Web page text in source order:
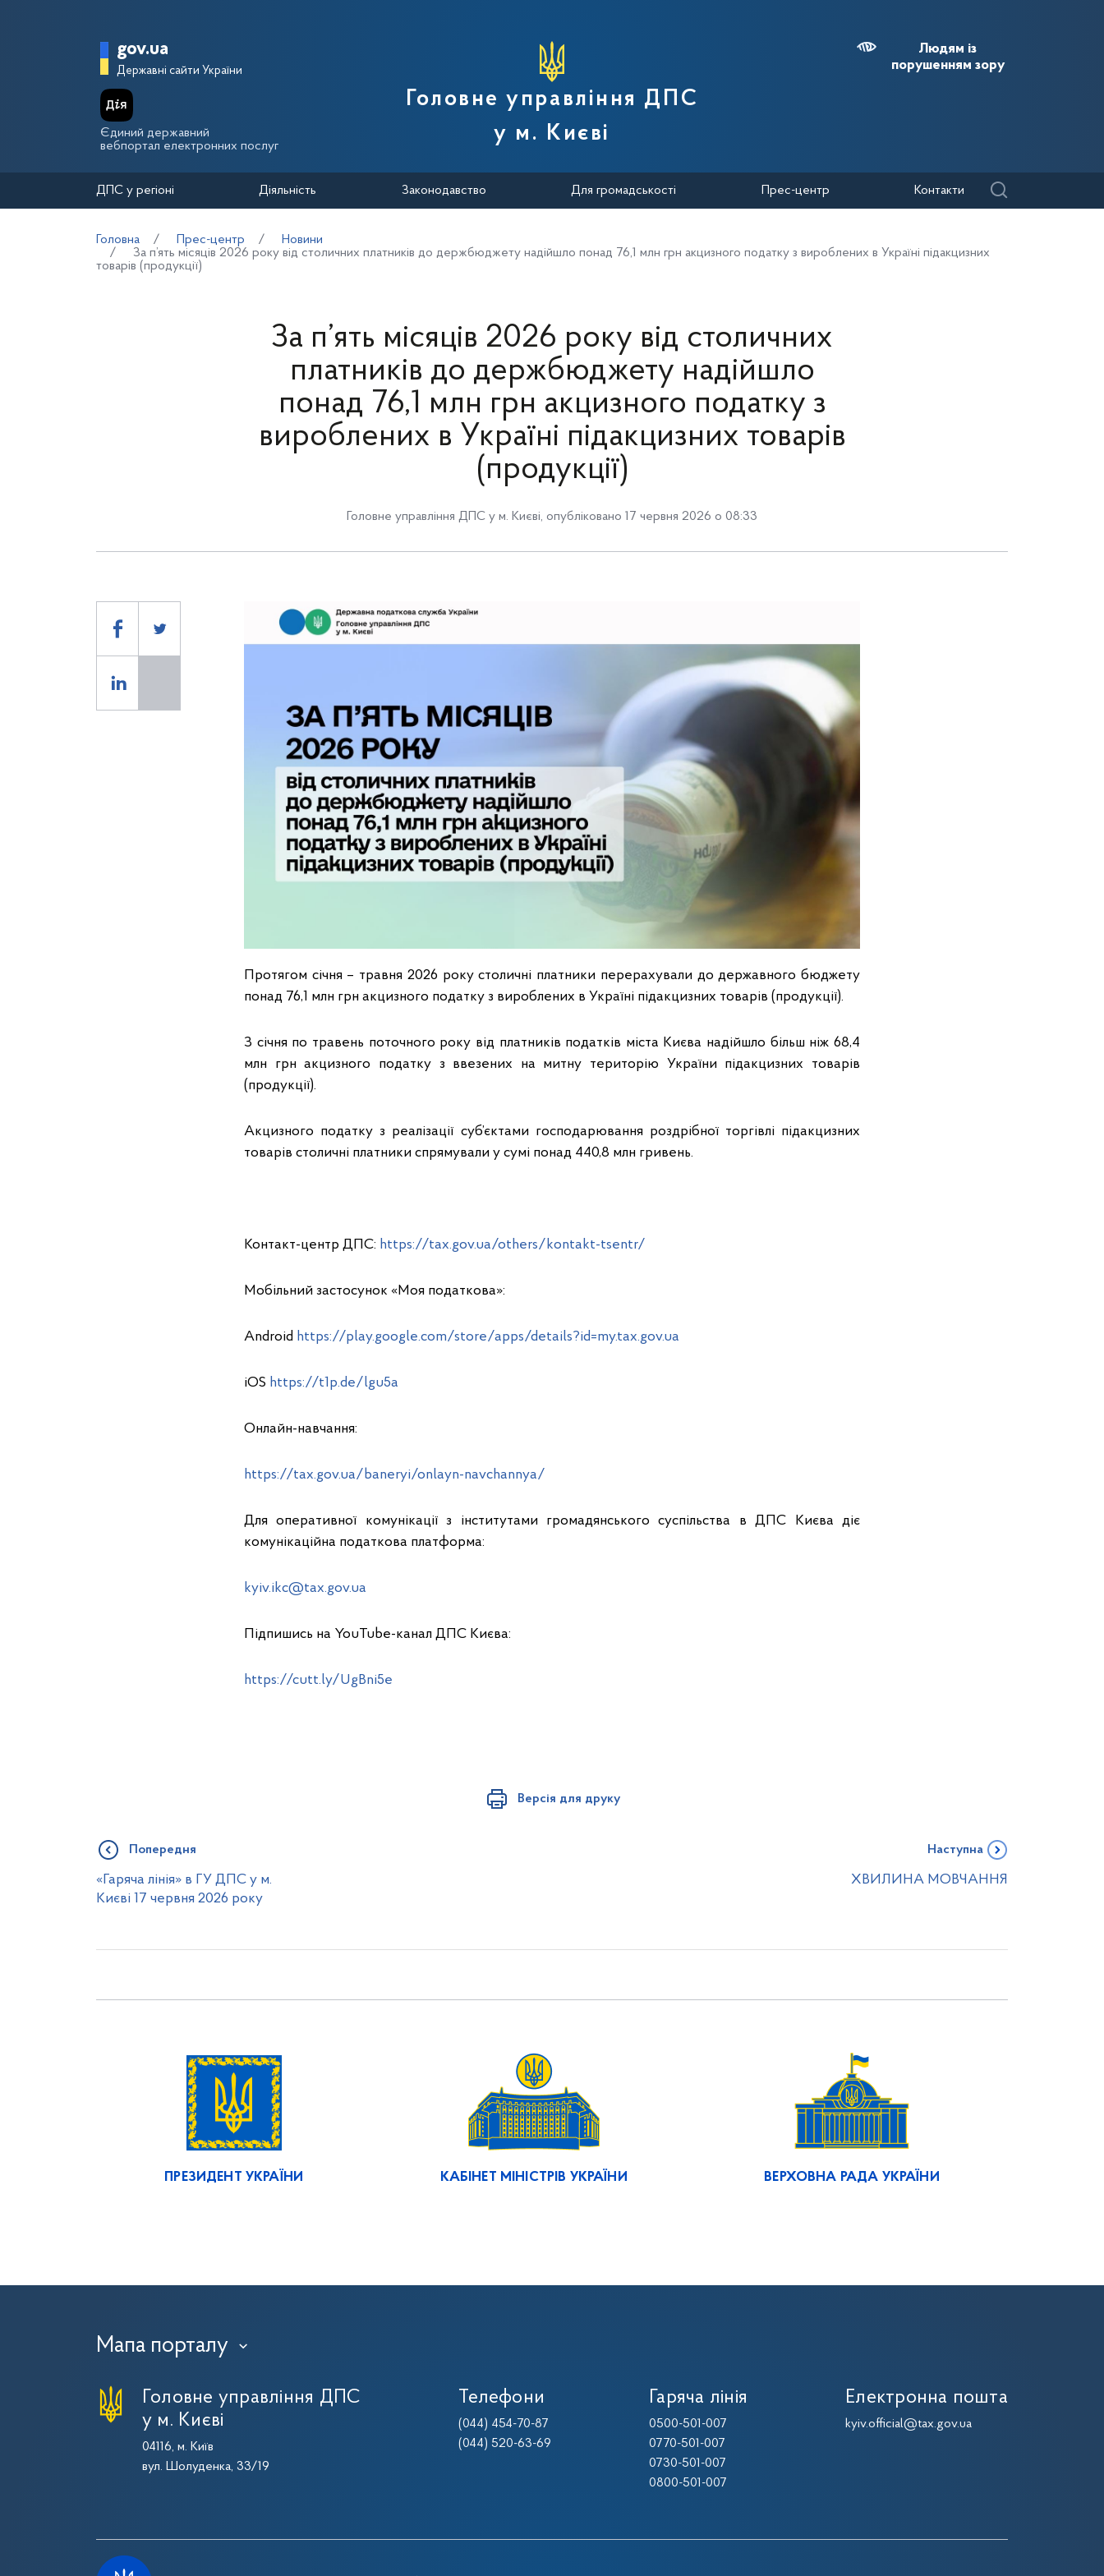
Головна сторінка Державної податкової служби України
gov.ua
Державні сайти України
Єдиний державний
вебпортал електронних послуг
Головне управління ДПС
у м. Києві
Людям із
порушенням зору
ДПС у регіоні Діяльність Законодавство Для громадськості Прес-центр Контакти
Головна Прес-центр
Новини
За п’ять місяців 2026 року від столичних платників до держбюджету надійшло понад 76,1 млн грн акцизного податку з вироблених в Україні підакцизних
товарів (продукції)
За п’ять місяців 2026 року від столичних
платників до держбюджету надійшло
понад 76,1 млн грн акцизного податку з
вироблених в Україні підакцизних товарів
(продукції)
Головне управління ДПС у м. Києві, опубліковано 17 червня 2026 о 08:33
Протягом січня – травня 2026 року столичні платники перерахували до державного бюджету
понад 76,1 млн грн акцизного податку з вироблених в Україні підакцизних товарів (продукції).
З січня по травень поточного року від платників податків міста Києва надійшло більш ніж 68,4
млн грн акцизного податку з ввезених на митну територію України підакцизних товарів
(продукції).
Акцизного податку з реалізації суб’єктами господарювання роздрібної торгівлі підакцизних
товарів столичні платники спрямували у сумі понад 440,8 млн гривень.
Контакт-центр ДПС: https://tax.gov.ua/others/kontakt-tsentr/
Мобільний застосунок «Моя податкова»:
Android https://play.google.com/store/apps/details?id=my.tax.gov.ua
iOS https://t1p.de/lgu5a
Онлайн-навчання:
https://tax.gov.ua/baneryi/onlayn-navchannya/
Для оперативної комунікації з інститутами громадянського суспільства в ДПС Києва діє
комунікаційна податкова платформа:
kyiv.ikc@tax.gov.ua
Підпишись на YouTube-канал ДПС Києва:
https://cutt.ly/UgBni5e
Версія для друку
Попередня
«Гаряча лінія» в ГУ ДПС у м.
Києві 17 червня 2026 року
Наступна
ХВИЛИНА МОВЧАННЯ
ПРЕЗИДЕНТ УКРАЇНИ КАБІНЕТ МІНІСТРІВ УКРАЇНИ ВЕРХОВНА РАДА УКРАЇНИ
Мапа порталу ›
Головне управління ДПС
у м. Києві
04116, м. Київ
вул. Шолуденка, 33/19
Телефони
(044) 454-70-87
(044) 520-63-69
Гаряча лінія
0500-501-007
0770-501-007
0730-501-007
0800-501-007
Електронна пошта
kyiv.official@tax.gov.ua